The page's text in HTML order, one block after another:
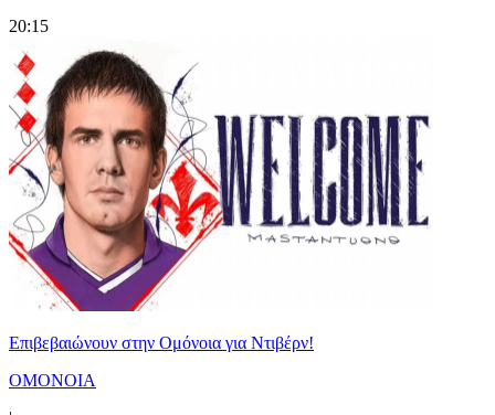
20:15
Επιβεβαιώνουν στην Ομόνοια για Ντιβέρν!
ΟΜΟΝΟΙΑ